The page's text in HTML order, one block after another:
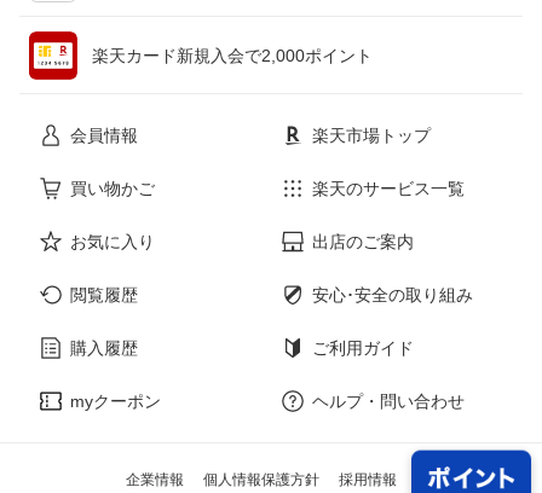
本・雑誌・コミック
楽天カード新規入会で2,000ポイント
会員情報 楽天市場トップ
買い物かご 楽天のサービス一覧
お気に入り 出店のご案内
閲覧履歴 安心･安全の取り組み
購入履歴 ご利用ガイド
myクーポン ヘルプ・問い合わせ
企業情報 個人情報保護方針 採用情報